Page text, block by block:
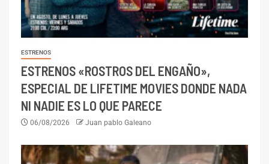
ESTRENOS
ESTRENOS «ROSTROS DEL ENGAÑO»,
ESPECIAL DE LIFETIME MOVIES DONDE NADA
NI NADIE ES LO QUE PARECE
06/08/2026 Juan pablo Galeano